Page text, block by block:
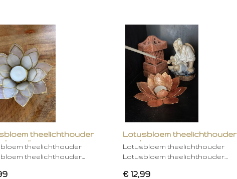
theelichthouder
wittheelichthouder
theelichthouder…
Lotusbloem theelichthouder
mocha
Lotusbloem theelichthouder
Lotusbloem theelichthouder…
€ 12,99